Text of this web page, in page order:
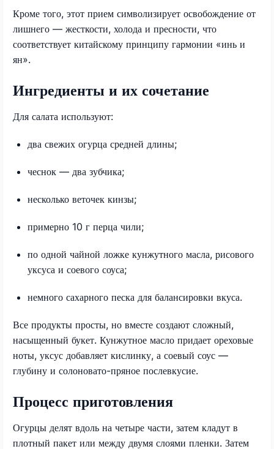
Кроме того, этот прием символизирует освобождение от
лишнего — жесткости, холода и пресности, что
соответствует китайскому принципу гармонии «инь и
ян».
Ингредиенты и их сочетание
Для салата используют:
два свежих огурца средней длины;
чеснок — два зубчика;
несколько веточек кинзы;
примерно 10 г перца чили;
по одной чайной ложке кунжутного масла, рисового
уксуса и соевого соуса;
немного сахарного песка для балансировки вкуса.
Все продукты просты, но вместе создают сложный,
насыщенный букет. Кунжутное масло придает ореховые
ноты, уксус добавляет кислинку, а соевый соус —
глубину и солоновато-пряное послевкусие.
Процесс приготовления
Огурцы делят вдоль на четыре части, затем кладут в
плотный пакет или между двумя слоями пленки. Затем